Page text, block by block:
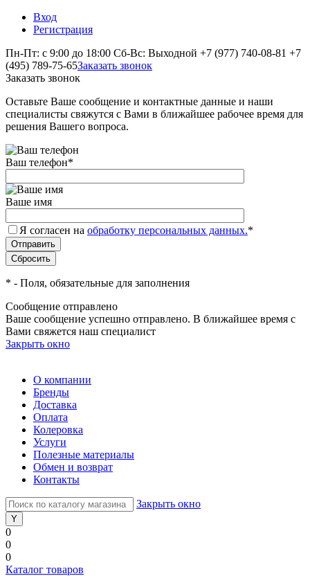
Вход
Регистрация
Пн-Пт: с 9:00 до 18:00 Сб-Вс: Выходной +7 (977) 740-08-81 +7
(495) 789-75-65Заказать звонок
Заказать звонок
Оставьте Ваше сообщение и контактные данные и наши
специалисты свяжутся с Вами в ближайшее рабочее время для
решения Вашего вопроса.
Ваш телефон*
Ваше имя
Я согласен на обработку персональных данных.*
* - Поля, обязательные для заполнения
Сообщение отправлено
Ваше сообщение успешно отправлено. В ближайшее время с
Вами свяжется наш специалист
Закрыть окно
О компании
Бренды
Доставка
Оплата
Колеровка
Услуги
Полезные материалы
Обмен и возврат
Контакты
Закрыть окно
0
0
0
Каталог товаров